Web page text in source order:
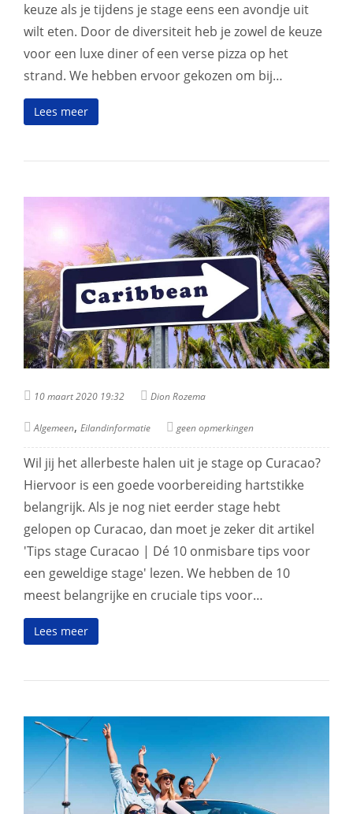
keuze als je tijdens je stage eens een avondje uit
wilt eten. Door de diversiteit heb je zowel de keuze
voor een luxe diner of een verse pizza op het
strand. We hebben ervoor gekozen om bij…
Lees meer
10 maart 2020 19:32 Dion Rozema
Algemeen, Eilandinformatie geen opmerkingen
Wil jij het allerbeste halen uit je stage op Curacao?
Hiervoor is een goede voorbereiding hartstikke
belangrijk. Als je nog niet eerder stage hebt
gelopen op Curacao, dan moet je zeker dit artikel
'Tips stage Curacao | Dé 10 onmisbare tips voor
een geweldige stage' lezen. We hebben de 10
meest belangrijke en cruciale tips voor…
Lees meer